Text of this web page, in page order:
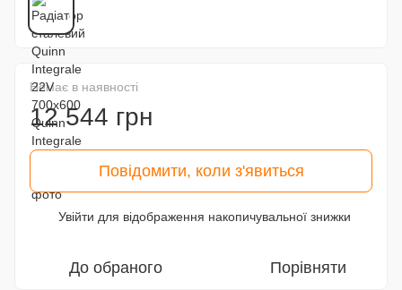
Немає в наявності
12 544 грн
Повідомити, коли з'явиться
Увійти для відображення накопичувальної знижки
До обраного Порівняти